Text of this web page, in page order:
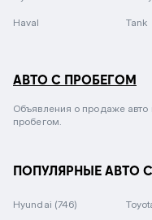
Haval Tank
АВТО С ПРОБЕГОМ
Объявления о продаже авто
пробегом.
ПОПУЛЯРНЫЕ АВТО
Hyundai (746)